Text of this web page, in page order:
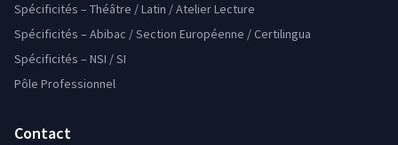
Spécificités – Théâtre / Latin / Atelier Lecture
Spécificités – Abibac / Section Européenne / Certilingua
Spécificités – NSI / SI
Pôle Professionnel
Contact